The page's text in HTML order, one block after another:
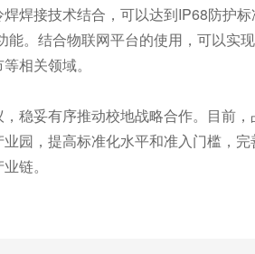
焊接技术结合，可以达到IP68防护
。结合物联网平台的使用，可以实
相关领域。
稳妥有序推动校地战略合作。目前，
园，提高标准化水平和准入门槛，
链。